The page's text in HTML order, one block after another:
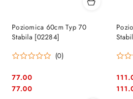
Poziomica 60cm Typ 70
Stabila [02284]
(0)
Cena:
77.00
Cena:
77.00